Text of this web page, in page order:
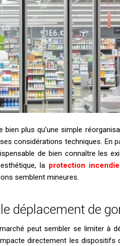
bien plus qu’une simple
considérations techniques. En
de bien connaître les
la protection incendie
semblent mineures.
déplacement de
peut sembler se limiter à
directement les dispositifs